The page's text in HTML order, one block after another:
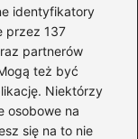
identyfikatory
przez 137
partnerów
też być
Niektórzy
osobowe na
się na to nie